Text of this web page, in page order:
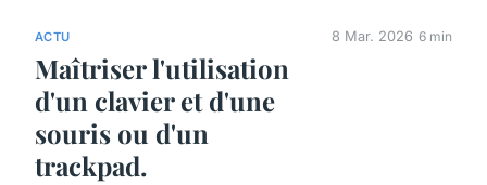
ACTU
Maîtriser l'utilisation
d'un clavier et d'une
souris ou d'un
trackpad.
8 Mar. 2026 6 min